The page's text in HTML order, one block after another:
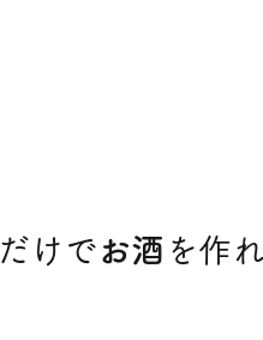
だけでお酒 を作